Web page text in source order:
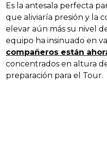
Es la antesala perfecta
que aliviaría presión y la
elevar aún más su nivel
equipo ha insinuado en
compañeros están
concentrados en altura
preparación para el Tour.